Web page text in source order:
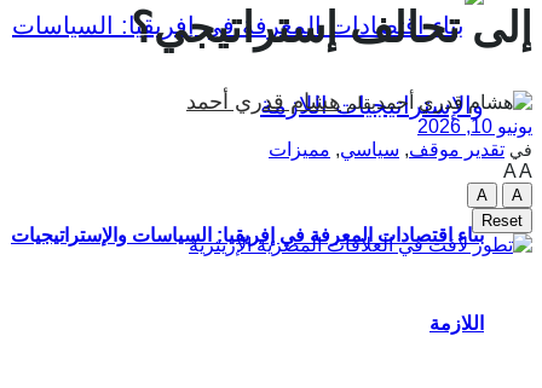
بناء اقتصادات المعرفة في إفريقيا: السياسات والإستراتيجيات
اللازمة
إلى تحالف إستراتيجي؟
بقلمهشام قدري أحمد
يونيو 10, 2026
في تقدير موقف, سياسي, مميزات
AA
A
A
Reset